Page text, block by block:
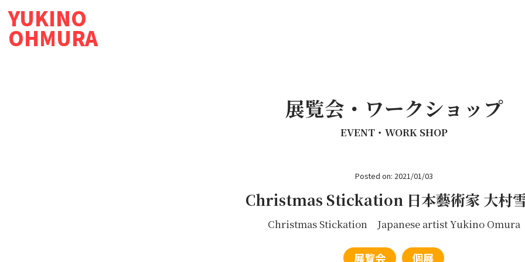
YUKINO
OHMURA
展覧会・ワークショップ
EVENT・WORK SHOP
Posted on: 2021/01/03
Christmas Stickation 日本藝術家 大村
Christmas Stickation Japanese artist Yukino Omura
展覧会 個展